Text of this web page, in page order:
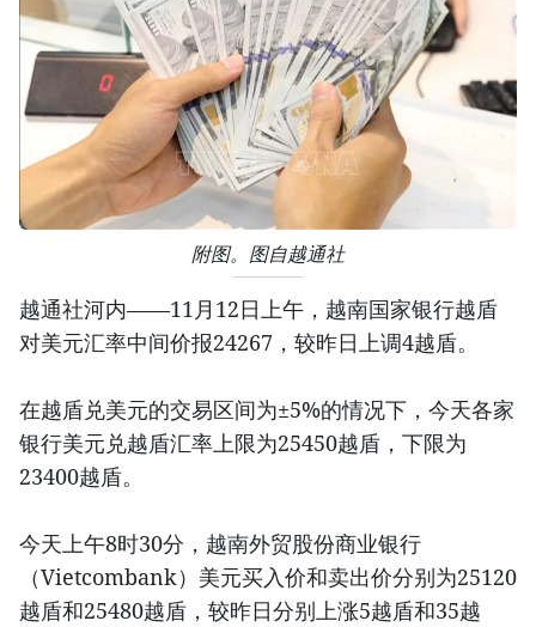
附图。图自越通社
越通社河内——11月12日上午，越南国家银行越盾
对美元汇率中间价报24267，较昨日上调4越盾。
在越盾兑美元的交易区间为±5%的情况下，今天各家
银行美元兑越盾汇率上限为25450越盾，下限为
23400越盾。
今天上午8时30分，越南外贸股份商业银行
（Vietcombank）美元买入价和卖出价分别为25120
越盾和25480越盾，较昨日分别上涨5越盾和35越